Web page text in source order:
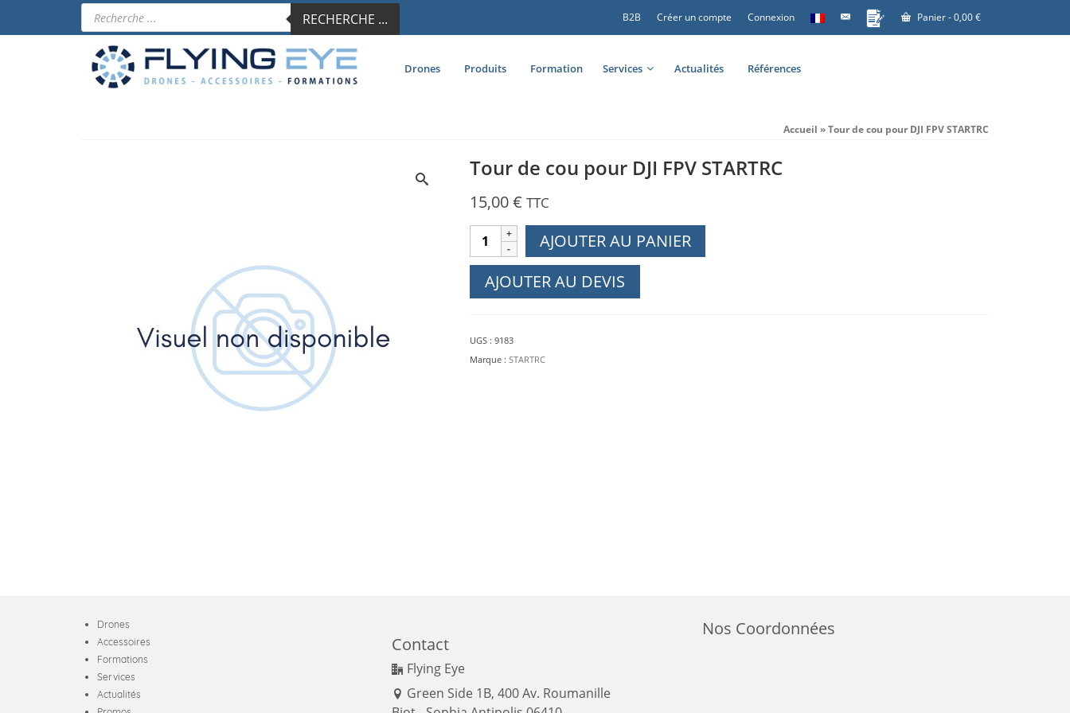
B2B Créer un compte Connexion Panier-0,00€
Recherche
de
produits
RECHERCHE ...
Drones Produits Formation Services Actualités Références
Accueil »Tour de cou pour DJI FPV STARTRC
Tour de cou pour DJI FPV STARTRC
15,00€ TTC
quantité
de
Tour
DJI
FPV
AJOUTER AU PANIER
AJOUTER AU DEVIS
UGS : 9183
Marque : STARTRC
Drones
Accessoires
Formations
Services
Actualités
Contact
Flying Eye
Green Side 1B, 400 Av. Roumanille
Nos Coordonnées